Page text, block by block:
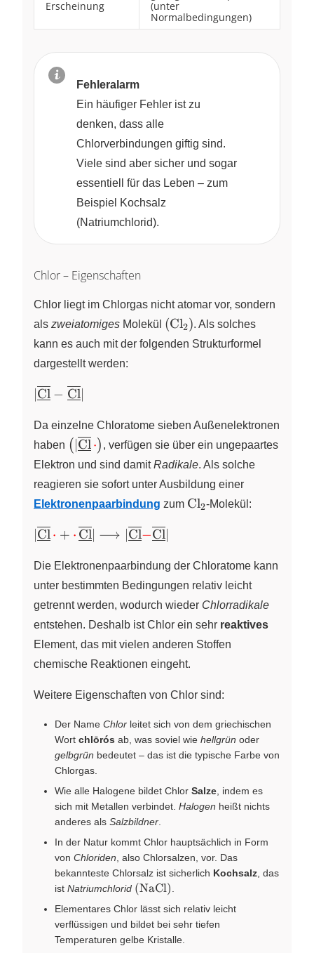
Erscheinung
(unter
Normalbedingungen)
Fehleralarm
Ein häufiger Fehler ist zu
denken, dass alle
Chlorverbindungen giftig sind.
Viele sind aber sicher und sogar
essentiell für das Leben – zum
Beispiel Kochsalz
(Natriumchlorid).
Chlor – Eigenschaften
Chlor liegt im Chlorgas nicht atomar vor, sondern
als zweiatomiges Molekül \left(
\ce{Cl2}
(ClX
2). Als solches
kann es auch mit der folgenden Strukturformel
dargestellt werden:
{\vert{\overline{\underline{\ce{Cl}}}}}-
Cl − Cl∣
Da einzelne Chloratome sieben Außenelektronen
haben \left(
( Cl⋅) , verfügen sie über ein ungepaartes
Elektron und sind damitRadikale. Als solche
reagieren sie sofort unter Ausbildung einer
Elektronenpaarbindung zum \ce{Cl2}
ClX
2-Molekül:
\vert} \longrightarrow
{{\overline{\underline{\ce{Cl}}}} \vert}
Cl⋅ + ⋅ Cl ⟶ Cl−Cl∣
Die Elektronenpaarbindung der Chloratome kann
unter bestimmten Bedingungen relativ leicht
getrennt werden, wodurch wieder Chlorradikale
entstehen. Deshalb ist Chlor ein sehr reaktives
Element, das mit vielen anderen Stoffen
chemische Reaktionen eingeht.
Weitere Eigenschaften von Chlor sind:
Der Name Chlor leitet sich von dem griechischen
Wort chlōrós ab, was soviel wie hellgrün oder
gelbgrün bedeutet – das ist die typische Farbe von
Chlorgas.
Wie alle Halogene bildet Chlor Salze , indem es
sich mit Metallen verbindet. Halogen heißt nichts
anderes als Salzbildner
In der Natur kommt Chlor hauptsächlich in Form
von Chloriden , also Chlorsalzen, vor. Das
bekannteste Chlorsalz ist sicherlich Kochsalz , das
ist Natriumchlorid \left( \ce{NaCl} \right)
(NaCl)
Elementares Chlor lässt sich relativ leicht
verflüssigen und bildet bei sehr tiefen
Temperaturen gelbe Kristalle.